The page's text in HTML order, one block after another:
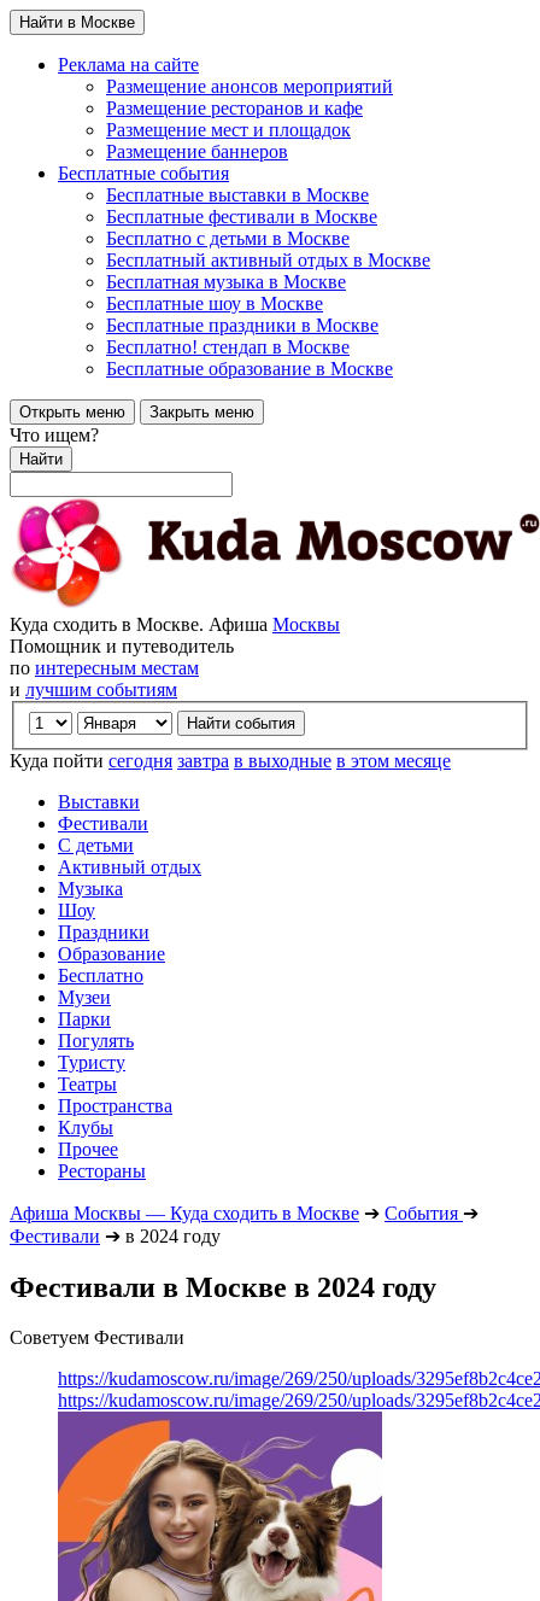
Найти в Москве
Реклама на сайте
Размещение анонсов мероприятий
Размещение ресторанов и кафе
Размещение мест и площадок
Размещение баннеров
Бесплатные события
Бесплатные выставки в Москве
Бесплатные фестивали в Москве
Бесплатно с детьми в Москве
Бесплатный активный отдых в Москве
Бесплатная музыка в Москве
Бесплатные шоу в Москве
Бесплатные праздники в Москве
Бесплатно! стендап в Москве
Бесплатные образование в Москве
Открыть меню Закрыть меню
Что ищем?
Найти
Куда сходить в Москве. Афиша Москвы
Помощник и путеводитель
по интересным местам
и лучшим событиям
Куда пойти сегодня завтра в выходные в этом месяце
Выставки
Фестивали
С детьми
Активный отдых
Музыка
Шоу
Праздники
Образование
Бесплатно
Музеи
Парки
Погулять
Туристу
Театры
Пространства
Клубы
Прочее
Рестораны
Афиша Москвы — Куда сходить в Москве ➔ События ➔
Фестивали ➔ в 2024 году
Фестивали в Москве в 2024 году
Советуем Фестивали
https://kudamoscow.ru/image/269/250/uploads/
https://kudamoscow.ru/image/269/250/uploads/